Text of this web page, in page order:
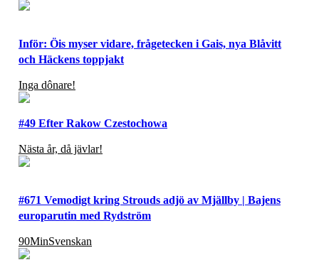
Inför: Öis myser vidare, frågetecken i Gais, nya Blåvitt
och Häckens toppjakt
Inga dônare!
#49 Efter Rakow Czestochowa
Nästa år, då jävlar!
#671 Vemodigt kring Strouds adjö av Mjällby | Bajens
europarutin med Rydström
90MinSvenskan